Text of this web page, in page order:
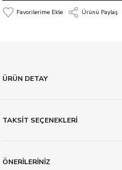
Ürünü Paylaş
ÜRÜN DETAY
TAKSİT SEÇENEKLERİ
ÖNERİLERİNİZ